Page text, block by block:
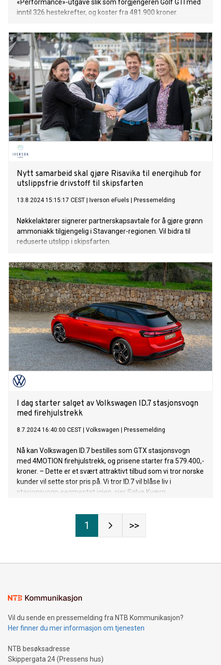
«Performance»-utgave slik som forgjengeren Golf GTI med
inntil 326 hestekrefter, og koster fra 481.900 kroner.
Nytt samarbeid skal gjøre Risavika til energihub for
utslippsfrie drivstoff til skipsfarten
13.8.2024 15:15:17 CEST Iverson eFuels Pressemelding
Nøkkelaktører signerer partnerskapsavtale for å gjøre grønn
ammoniakk tilgjengelig i Stavanger-regionen. Vil bidra til
reduserte utslipp i skipsfarten.
I dag starter salget av Volkswagen ID.7 stasjonsvogn
med firehjulstrekk
8.7.2024 16:40:00 CEST Volkswagen Pressemelding
Nå kan Volkswagen ID.7 bestilles som GTX stasjonsvogn
med 4MOTION firehjulstrekk, og prisene starter fra 579.400,-
kroner. – Dette er et svært attraktivt tilbud som vi tror norske
kunder vil sette stor pris på. Vi tror ID.7 vil blåse liv i
stasjonsvogn-segmentet igjen, sier Sølve Kværn.
1 >>
Vil du sende en pressemelding fra NTB Kommunikasjon?
Her finner du mer informasjon om tjenesten
NTB besøksadresse
Skippergata 24 (Pressens hus)